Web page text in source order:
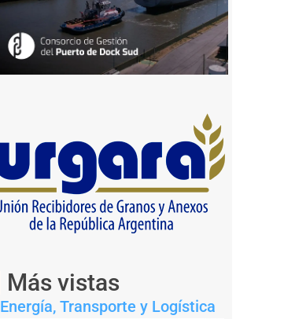
Más vistas
Energía, Transporte y Logística